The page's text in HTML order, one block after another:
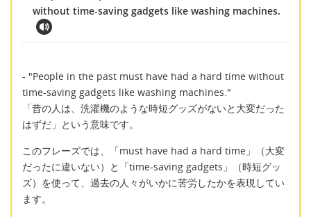
without time-saving gadgets like washing machines.
- "People in the past must have had a hard time without
time-saving gadgets like washing machines."
「昔の人は、洗濯機のような時短グッズがないと大変だった
はずだ」という意味です。
このフレーズでは、「must have had a hard time」（大変
だったに違いない）と「time-saving gadgets」（時短グッ
ズ）を使って、過去の人々がいかに苦労したかを表現してい
ます。